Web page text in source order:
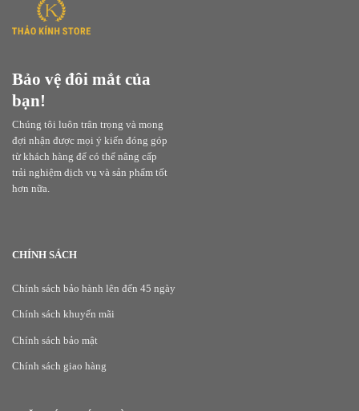
Bảo vệ đôi mắt của
bạn!
Chúng tôi luôn trân trọng và mong
đợi nhận được mọi ý kiến đóng góp
từ khách hàng để có thể nâng cấp
trải nghiệm dịch vụ và sản phẩm tốt
hơn nữa.
CHÍNH SÁCH
Chính sách bảo hành lên đến 45 ngày
Chính sách khuyến mãi
Chính sách bảo mật
Chính sách giao hàng